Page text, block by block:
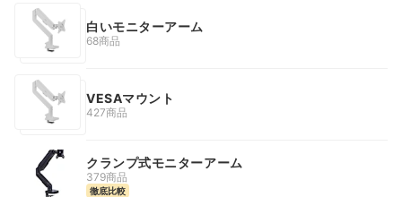
白いモニターアーム
68商品
VESAマウント
427商品
クランプ式モニターアーム
379商品
徹底比較